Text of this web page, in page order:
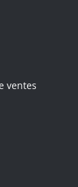
ventes